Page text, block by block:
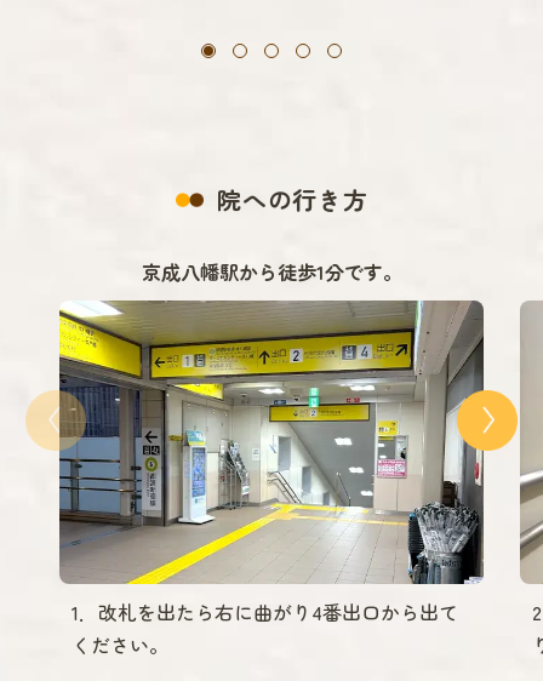
院への行き方
京成八幡駅から徒歩1分です。
1．改札を出たら右に曲がり4番出口から出て
ください。